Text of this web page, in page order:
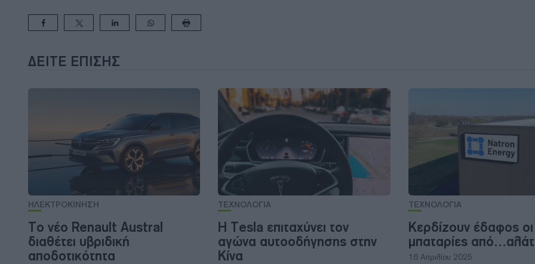
ΔΕΊΤΕ ΕΠΊΣΗΣ
ΗΛΕΚΤΡΟΚΙΝΗΣΗ
Το νέο Renault Austral
διαθέτει υβριδική
αποδοτικότητα
ΤΕΧΝΟΛΟΓΙΑ
Η Tesla επιταχύνει τον
αγώνα αυτοοδήγησης στην
Κίνα
ΤΕΧΝΟΛΟΓΙΑ
Κερδίζουν έδαφος οι
μπαταρίες
16 Απριλίου 2025